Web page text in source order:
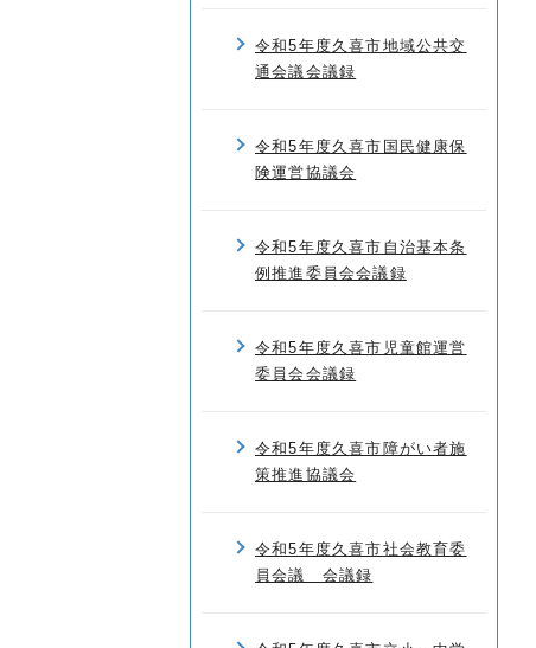
令和5年度久喜市地域公共交
通会議会議録
令和5年度久喜市国民健康保
険運営協議会
令和5年度久喜市自治基本条
例推進委員会会議録
令和5年度久喜市児童館運営
委員会会議録
令和5年度久喜市障がい者施
策推進協議会
令和5年度久喜市社会教育委
員会議 会議録